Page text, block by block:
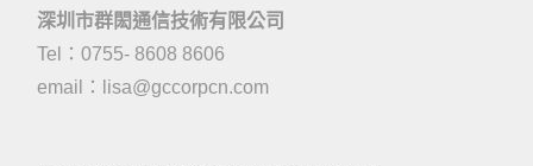
深圳市群閎通信技術有限公司
Tel：0755- 8608 8606
email：
lisa@gccorpcn.com